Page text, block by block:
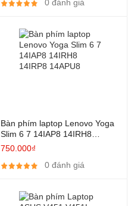
0 đánh giá
Bàn phím laptop Lenovo Yoga
Slim 6 7 14IAP8 14IRH8
14IRP8 14APU8
750.000₫
0 đánh giá